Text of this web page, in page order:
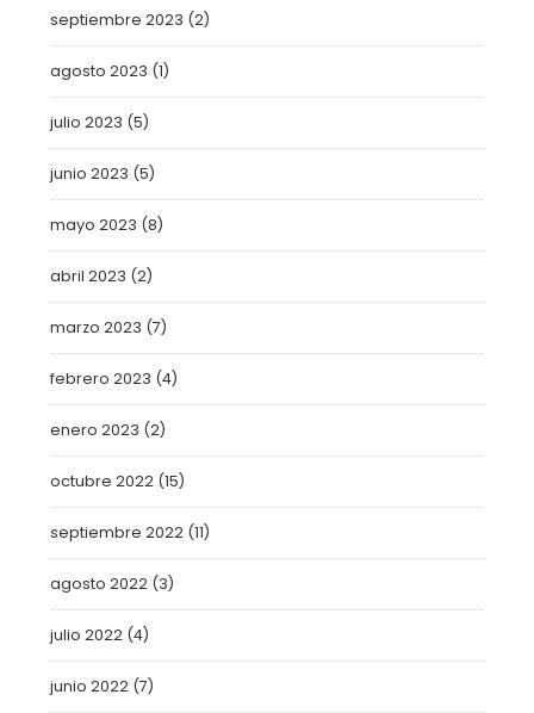
septiembre 2023 (2)
agosto 2023 (1)
julio 2023 (5)
junio 2023 (5)
mayo 2023 (8)
abril 2023 (2)
marzo 2023 (7)
febrero 2023 (4)
enero 2023 (2)
octubre 2022 (15)
septiembre 2022 (11)
agosto 2022 (3)
julio 2022 (4)
junio 2022 (7)